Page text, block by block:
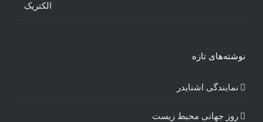
نوشته‌های تازه
نمایندگی اشنایدر
روز جهانی محیط زیست